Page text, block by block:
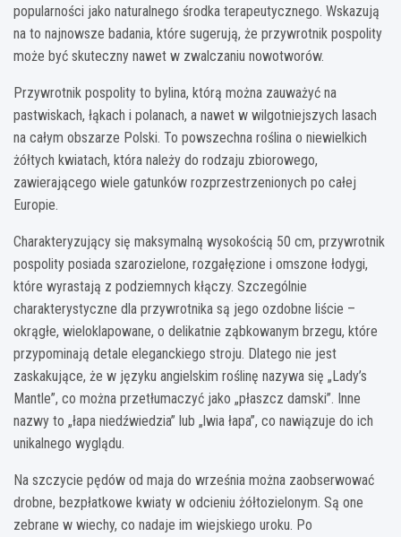
popularności jako naturalnego środka terapeutycznego. Wskazują
na to najnowsze badania, które sugerują, że przywrotnik pospolity
może być skuteczny nawet w zwalczaniu nowotworów.
Przywrotnik pospolity to bylina, którą można zauważyć na
pastwiskach, łąkach i polanach, a nawet w wilgotniejszych lasach
na całym obszarze Polski. To powszechna roślina o niewielkich
żółtych kwiatach, która należy do rodzaju zbiorowego,
zawierającego wiele gatunków rozprzestrzenionych po całej
Europie.
Charakteryzujący się maksymalną wysokością 50 cm, przywrotnik
pospolity posiada szarozielone, rozgałęzione i omszone łodygi,
które wyrastają z podziemnych kłączy. Szczególnie
charakterystyczne dla przywrotnika są jego ozdobne liście –
okrągłe, wieloklapowane, o delikatnie ząbkowanym brzegu, które
przypominają detale eleganckiego stroju. Dlatego nie jest
zaskakujące, że w języku angielskim roślinę nazywa się „Lady’s
Mantle”, co można przetłumaczyć jako „płaszcz damski”. Inne
nazwy to „łapa niedźwiedzia” lub „lwia łapa”, co nawiązuje do ich
unikalnego wyglądu.
Na szczycie pędów od maja do września można zaobserwować
drobne, bezpłatkowe kwiaty w odcieniu żółtozielonym. Są one
zebrane w wiechy, co nadaje im wiejskiego uroku. Po